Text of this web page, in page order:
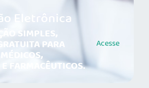
Eletrônica
SIMPLES,
PARA
FARMACÊUTICOS.
Acesse